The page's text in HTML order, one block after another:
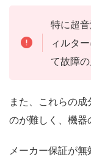
特に超
ィルタ
て故障
また、これらの
のが難しく、機器
メーカー保証が